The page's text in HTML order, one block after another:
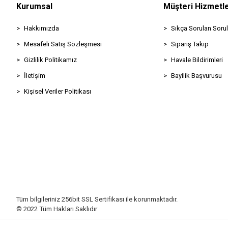
Kurumsal
Hakkımızda
Mesafeli Satış Sözleşmesi
Gizlilik Politikamız
İletişim
Kişisel Veriler Politikası
Müşteri
Sıkça Sorulan
Sipariş Takip
Havale Bildirimleri
Bayilik Başvurusu
Tüm bilgileriniz 256bit SSL Sertifikası ile korunmaktadır.
© 2022 Tüm Hakları Saklıdır